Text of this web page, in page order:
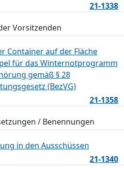
21-1338
Vorsitzenden
Container auf der Fläche
für das Winternotprogramm
gemäß § 28
(BezVG)
21-1358
/ Benennungen
in den Ausschüssen
21-1340